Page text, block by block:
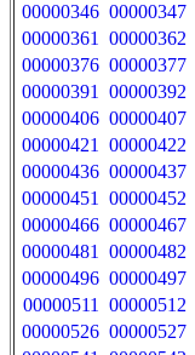
00000346 00000347
00000361
00000362
00000376 00000377
00000391
00000392
00000406 00000407
00000421
00000422
00000436 00000437
00000451
00000452
00000466 00000467
00000481
00000482
00000496 00000497
00000511
00000512
00000526 00000527